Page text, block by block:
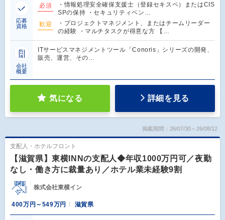
応募
資格
必須
・情報処理安全確保支援士（登録セキスペ）またはCIS
SPの保持 ・セキュリティベン…
歓迎
・プロジェクトマネジメント、またはチームリーダー
の経験 ・マルチタスクが得意な方 【…
会社
概要
ITサービスマネジメントツール「Conoris」シリーズの開発、
販売、運営、その…
気になる 詳細を見る
掲載期間：26/07/30～26/08/12
支配人・ホテルフロント
【滋賀県】東横INNの支配人◆年収1000万円可／夜勤
なし・働き方に裁量あり／ホテル業未経験9割
株式会社東横イン
400万円～549万円 滋賀県